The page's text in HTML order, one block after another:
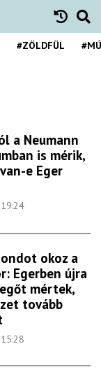
#ZÖLDFÜL
a Neumann
is mérik,
e Eger
okoz a
Egerben újra
mértek,
tovább